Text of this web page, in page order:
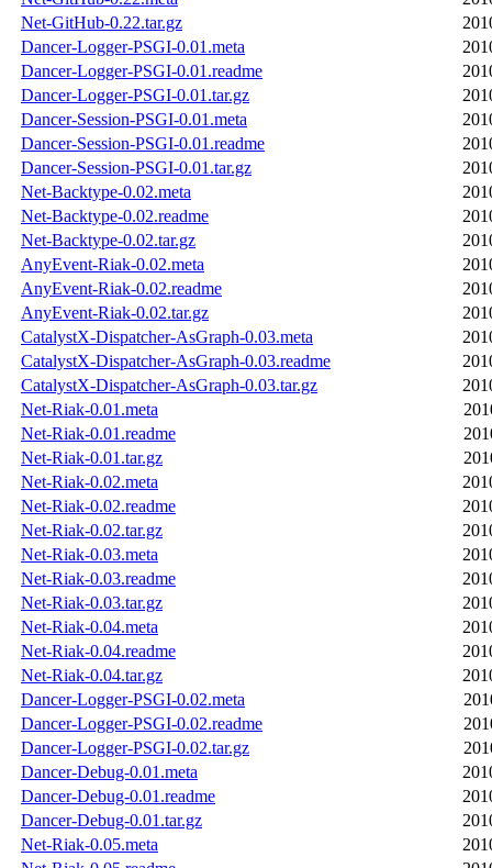
Net-GitHub-0.22.tar.gz
Dancer-Logger-PSGI-0.01.meta
Dancer-Logger-PSGI-0.01.readme
Dancer-Logger-PSGI-0.01.tar.gz
Dancer-Session-PSGI-0.01.meta
Dancer-Session-PSGI-0.01.readme
Dancer-Session-PSGI-0.01.tar.gz
Net-Backtype-0.02.meta
Net-Backtype-0.02.readme
Net-Backtype-0.02.tar.gz
AnyEvent-Riak-0.02.meta
AnyEvent-Riak-0.02.readme
AnyEvent-Riak-0.02.tar.gz
CatalystX-Dispatcher-AsGraph-0.03.meta
CatalystX-Dispatcher-AsGraph-0.03.readme
CatalystX-Dispatcher-AsGraph-0.03.tar.gz
Net-Riak-0.01.meta
Net-Riak-0.01.readme
Net-Riak-0.01.tar.gz
Net-Riak-0.02.meta
Net-Riak-0.02.readme
Net-Riak-0.02.tar.gz
Net-Riak-0.03.meta
Net-Riak-0.03.readme
Net-Riak-0.03.tar.gz
Net-Riak-0.04.meta
Net-Riak-0.04.readme
Net-Riak-0.04.tar.gz
Dancer-Logger-PSGI-0.02.meta
Dancer-Logger-PSGI-0.02.readme
Dancer-Logger-PSGI-0.02.tar.gz
Dancer-Debug-0.01.meta
Dancer-Debug-0.01.readme
Dancer-Debug-0.01.tar.gz
Net-Riak-0.05.meta